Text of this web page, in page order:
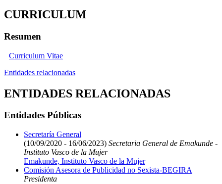
CURRICULUM
Resumen
Curriculum Vitae
Entidades relacionadas
ENTIDADES RELACIONADAS
Entidades Públicas
Secretaría General
(10/09/2020 - 16/06/2023) Secretaria General de Emakunde -
Instituto Vasco de la Mujer
Emakunde, Instituto Vasco de la Mujer
Comisión Asesora de Publicidad no Sexista-BEGIRA
Presidenta